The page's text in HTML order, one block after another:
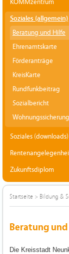
KOMMzentrum
Soziales (allgemein)
Beratung und Hilfe
Ehrenamtskarte
Förderanträge
KreisKarte
Rundfunkbeitrag
Sozialbericht
Wohnungssicherung
Soziales (downloads)
Zukunftsdiplom
Startseite > Bildung &
Beratung
Die Kreisstadt